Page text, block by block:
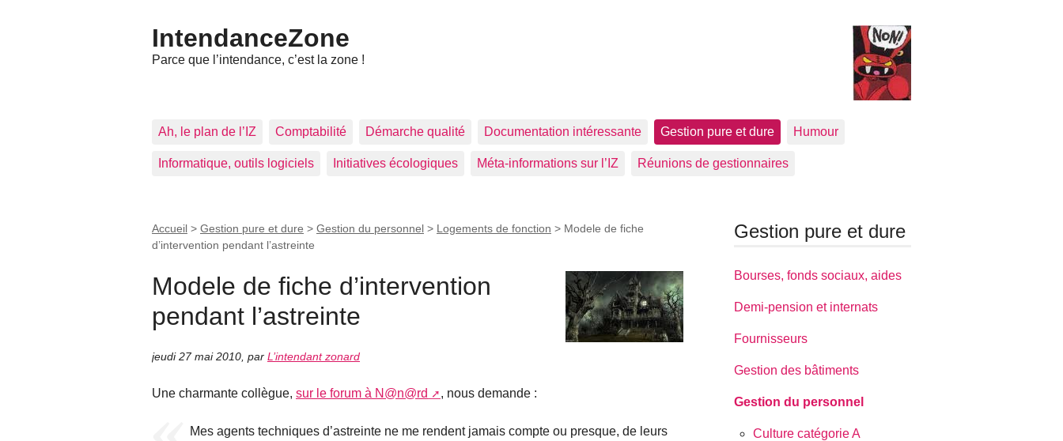
IntendanceZone
Parce que l’intendance, c’est la zone !
Ah, le plan de l’IZ Comptabilité Démarche qualité Documentation intéressante Gestion pure et dure Humour
Informatique, outils logiciels Initiatives écologiques Méta-informations sur l’IZ Réunions de gestionnaires
Accueil > Gestion pure et dure > Gestion du personnel > Logements de fonction > Modele de fiche
d’intervention pendant l’astreinte
Modele de fiche d’intervention
pendant l’astreinte
jeudi 27 mai 2010 par L’intendant zonard
Une charmante collègue, sur le forum à N@n@rd , nous demande :
Mes agents techniques d’astreinte ne me rendent jamais compte ou presque, de leurs
Gestion pure et dure
Bourses, fonds sociaux, aides
Demi-pension et internats
Fournisseurs
Gestion des bâtiments
Gestion du personnel
Culture catégorie A